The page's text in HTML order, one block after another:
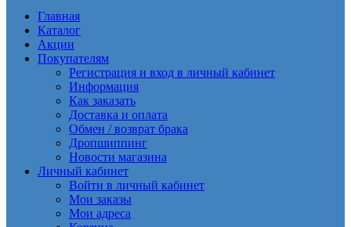
Главная
Каталог
Акции
Покупателям
Регистрация и вход в личный кабинет
Информация
Как заказать
Доставка и оплата
Обмен / возврат брака
Дропшиппинг
Новости магазина
Личный кабинет
Войти в личный кабинет
Мои заказы
Мои адреса